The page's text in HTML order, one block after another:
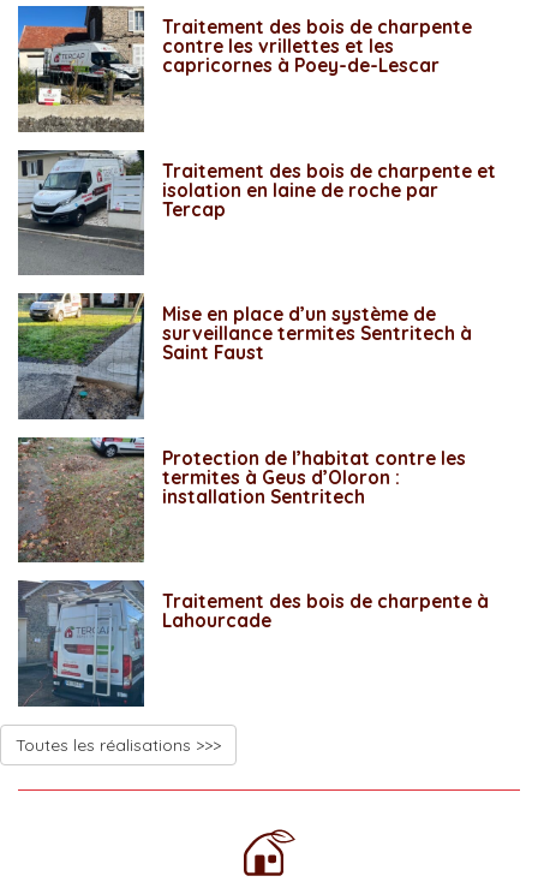
Traitement des bois de charpente
contre les vrillettes et les
capricornes à Poey-de-Lescar
Traitement des bois de charpente et
isolation en laine de roche par
Tercap
Mise en place d’un système de
surveillance termites Sentritech à
Saint Faust
Protection de l’habitat contre les
termites à Geus d’Oloron :
installation Sentritech
Traitement des bois de charpente à
Lahourcade
Toutes les réalisations >>>